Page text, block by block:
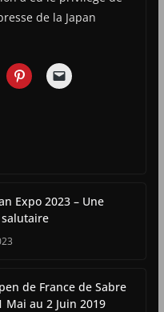
de la Japan
Expo 2023 – Une
de France de Sabre
Mai au 2 Juin 2019